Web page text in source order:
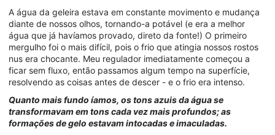
A água da geleira estava em constante movimento e mudança
diante de nossos olhos, tornando-a potável (e era a melhor
água que já havíamos provado, direto da fonte!) O primeiro
mergulho foi o mais difícil, pois o frio que atingia nossos rostos
nus era chocante. Meu regulador imediatamente começou a
ficar sem fluxo, então passamos algum tempo na superfície,
resolvendo as coisas antes de descer - e o frio era intenso.
Quanto mais fundo íamos, os tons azuis da água se
transformavam em tons cada vez mais profundos; as
formações de gelo estavam intocadas e imaculadas.